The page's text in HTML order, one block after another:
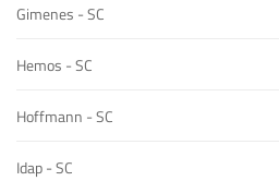
Gimenes - SC
Hemos - SC
Hoffmann - SC
Idap - SC